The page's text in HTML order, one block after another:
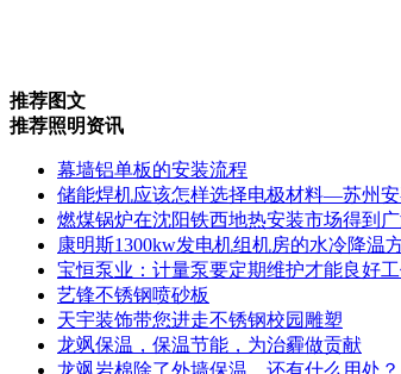
推荐图文
推荐照明资讯
幕墙铝单板的安装流程
储能焊机应该怎样选择电极材料—苏州
燃煤锅炉在沈阳铁西地热安装市场得到
康明斯1300kw发电机组机房的水冷降温
宝恒泵业：计量泵要定期维护才能良好
艺锋不锈钢喷砂板
天宇装饰带您进走不锈钢校园雕塑
龙飒保温，保温节能，为治霾做贡献